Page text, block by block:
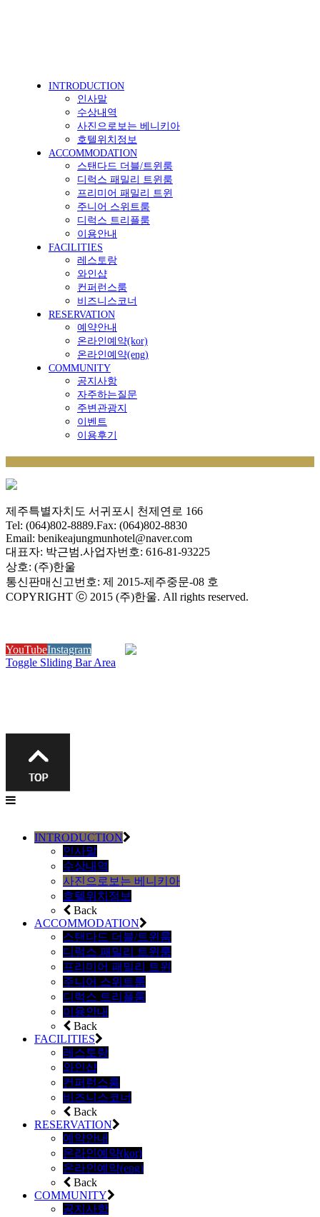
INTRODUCTION
인사말
수상내역
사진으로보는 베니키아
호텔위치정보
ACCOMMODATION
스탠다드 더블/트윈룸
디럭스 패밀리 트윈룸
프리미어 패밀리 트윈
주니어 스위트룸
디럭스 트리플룸
이용안내
FACILITIES
레스토랑
와인샵
컨퍼런스룸
비즈니스코너
RESERVATION
예약안내
온라인예약(kor)
온라인예약(eng)
COMMUNITY
공지사항
자주하는질문
주변관광지
이벤트
이용후기
제주특별자치도 서귀포시 천제연로 166
Tel: (064)802-8889.Fax: (064)802-8830
Email: benikeajungmunhotel@naver.com
대표자: 박근범.사업자번호: 616-81-93225
상호: (주)한울
통신판매신고번호: 제 2015-제주중문-08 호
COPYRIGHT ⓒ 2015 (주)한울. All rights reserved.
YouTubeInstagram
Toggle Sliding Bar Area
INTRODUCTION
인사말
수상내역
사진으로보는 베니키아
호텔위치정보
Back
ACCOMMODATION
스탠다드 더블/트윈룸
디럭스 패밀리 트윈룸
프리미어 패밀리 트윈
주니어 스위트룸
디럭스 트리플룸
이용안내
Back
FACILITIES
레스토랑
와인샵
컨퍼런스룸
비즈니스코너
Back
RESERVATION
예약안내
온라인예약(kor)
온라인예약(eng)
Back
COMMUNITY
공지사항